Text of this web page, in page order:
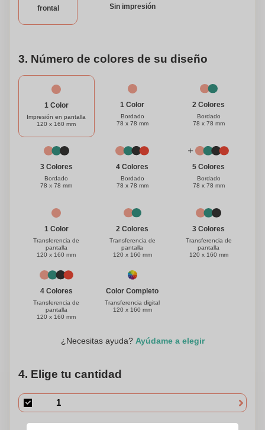
hacerla verdaderamente tuya. Ya sea que seas un
estudiante, profesional o viajero frecuente, la Mochila para
frontal Sin impresión
3. Número de colores de su diseño
1 Color
Impresión en pantalla
120 x 160 mm
1 Color
Bordado
78 x 78 mm
2 Colores
Bordado
78 x 78 mm
3 Colores
Bordado
78 x 78 mm
4 Colores
Bordado
78 x 78 mm
5 Colores
Bordado
78 x 78 mm
1 Color
Transferencia de
pantalla
120 x 160 mm
2 Colores
Transferencia de
pantalla
120 x 160 mm
3 Colores
Transferencia de
pantalla
120 x 160 mm
4 Colores
Transferencia de
pantalla
120 x 160 mm
Color Completo
Transferencia digital
120 x 160 mm
¿Necesitas ayuda? Ayúdame a elegir
4. Elige tu cantidad